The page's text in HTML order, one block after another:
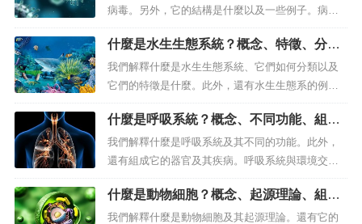
這就是為什麼每四年我們的日曆中都會有一個閏
年，其中二月多了一天。平...
病毒。另外，它的結構是什麼以及一些例子。病毒
是非常原始的生物體，具有巨大的突變能力。什麼
是病毒？在生物學中，病毒是一種微觀的無細胞寄
生劑，也就是說，比可見尺寸小得多，並且不由細
胞組成，但只能在宿主細胞內複製，利用其擁有的
遺傳複製機制和，一般來說，會在過程中...
什麼是水生生態系統？概念、特徵、分
類、水生生態系的例子
我們解釋什麼是水生生態系統、它們如何分類以及
它們的特徵是什麼。此外，還有水生生態系的例
子。海洋生態系極為多樣，動植物豐富。什麼是水
生生態系？水生生態系統是在不同規模和性質的水
體中發展的任何生態系統，包括海洋、湖泊、河
流、沼澤、溪流、潟湖和海岸。水的性質、其循環
以及其中存在的有機物含量（來自天然來源和...
什麼是呼吸系統？概念、不同功能、組成
器官及其疾病
我們解釋什麼是呼吸系統及其不同的功能。此外，
還有組成它的器官及其疾病。呼吸系統與環境交換
氣體。什麼是呼吸系統？生物 體內允許它們與所處
環境交換氣體的一組器官和管道被稱為 呼吸系統或
呼吸系統。從這個意義上說，該系統的結構及其機
什麼是動物細胞？概念、起源理論、組成
部分與植物細胞的區別。
我們解釋什麼是動物細胞及其起源理論。還有它的